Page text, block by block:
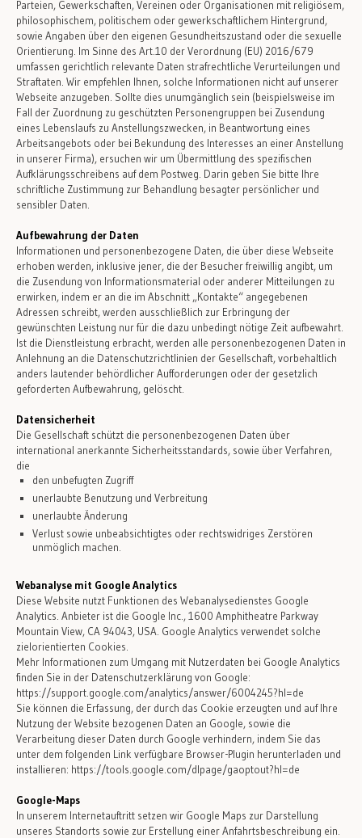
Parteien, Gewerkschaften, Vereinen oder Organisationen mit religiösem,
philosophischem, politischem oder gewerkschaftlichem Hintergrund,
sowie Angaben über den eigenen Gesundheitszustand oder die sexuelle
Orientierung. Im Sinne des Art.10 der Verordnung (EU) 2016/679
umfassen gerichtlich relevante Daten strafrechtliche Verurteilungen und
Straftaten. Wir empfehlen Ihnen, solche Informationen nicht auf unserer
Webseite anzugeben. Sollte dies unumgänglich sein (beispielsweise im
Fall der Zuordnung zu geschützten Personengruppen bei Zusendung
eines Lebenslaufs zu Anstellungszwecken, in Beantwortung eines
Arbeitsangebots oder bei Bekundung des Interesses an einer Anstellung
in unserer Firma), ersuchen wir um Übermittlung des spezifischen
Aufklärungsschreibens auf dem Postweg. Darin geben Sie bitte Ihre
schriftliche Zustimmung zur Behandlung besagter persönlicher und
sensibler Daten.
Aufbewahrung der Daten
Informationen und personenbezogene Daten, die über diese Webseite
erhoben werden, inklusive jener, die der Besucher freiwillig angibt, um
die Zusendung von Informationsmaterial oder anderer Mitteilungen zu
erwirken, indem er an die im Abschnitt „Kontakte“ angegebenen
Adressen schreibt, werden ausschließlich zur Erbringung der
gewünschten Leistung nur für die dazu unbedingt nötige Zeit aufbewahrt.
Ist die Dienstleistung erbracht, werden alle personenbezogenen Daten in
Anlehnung an die Datenschutzrichtlinien der Gesellschaft, vorbehaltlich
anders lautender behördlicher Aufforderungen oder der gesetzlich
geforderten Aufbewahrung, gelöscht.
Datensicherheit
Die Gesellschaft schützt die personenbezogenen Daten über
international anerkannte Sicherheitsstandards, sowie über Verfahren,
die
den unbefugten Zugriff
unerlaubte Benutzung und Verbreitung
unerlaubte Änderung
Verlust sowie unbeabsichtigtes oder rechtswidriges Zerstören
unmöglich machen.
Webanalyse mit Google Analytics
Diese Website nutzt Funktionen des Webanalysedienstes Google
Analytics. Anbieter ist die Google Inc., 1600 Amphitheatre Parkway
Mountain View, CA 94043, USA. Google Analytics verwendet solche
zielorientierten Cookies.
Mehr Informationen zum Umgang mit Nutzerdaten bei Google Analytics
finden Sie in der Datenschutzerklärung von Google:
https://support.google.com/analytics/answer/6004245?hl=de
Sie können die Erfassung, der durch das Cookie erzeugten und auf Ihre
Nutzung der Website bezogenen Daten an Google, sowie die
Verarbeitung dieser Daten durch Google verhindern, indem Sie das
unter dem folgenden Link verfügbare Browser-Plugin herunterladen und
installieren: https://tools.google.com/dlpage/gaoptout?hl=de
Google-Maps
In unserem Internetauftritt setzen wir Google Maps zur Darstellung
unseres Standorts sowie zur Erstellung einer Anfahrtsbeschreibung ein.